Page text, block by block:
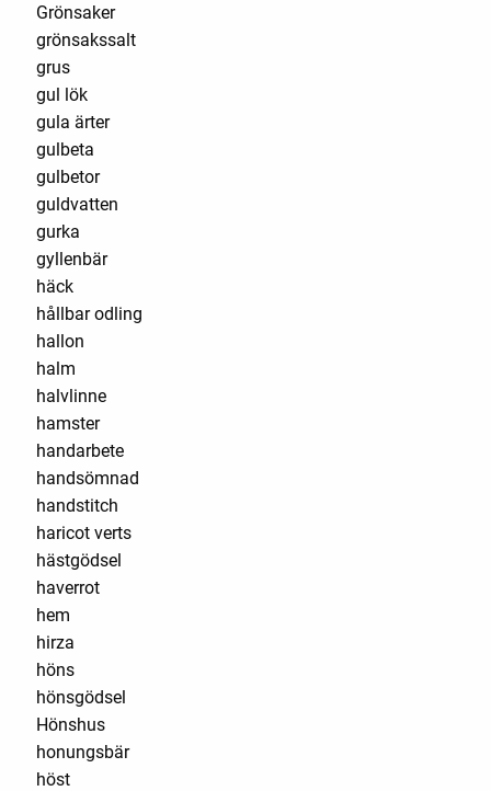
Grönsaker
grönsakssalt
grus
gul lök
gula ärter
gulbeta
gulbetor
guldvatten
gurka
gyllenbär
häck
hållbar odling
hallon
halm
halvlinne
hamster
handarbete
handsömnad
handstitch
haricot verts
hästgödsel
haverrot
hem
hirza
höns
hönsgödsel
Hönshus
honungsbär
höst